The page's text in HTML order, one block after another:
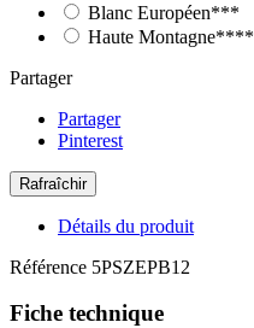
Blanc Européen***
Haute Montagne****
Partager
Partager
Pinterest
Détails du produit
Référence 5PSZEPB12
Fiche technique